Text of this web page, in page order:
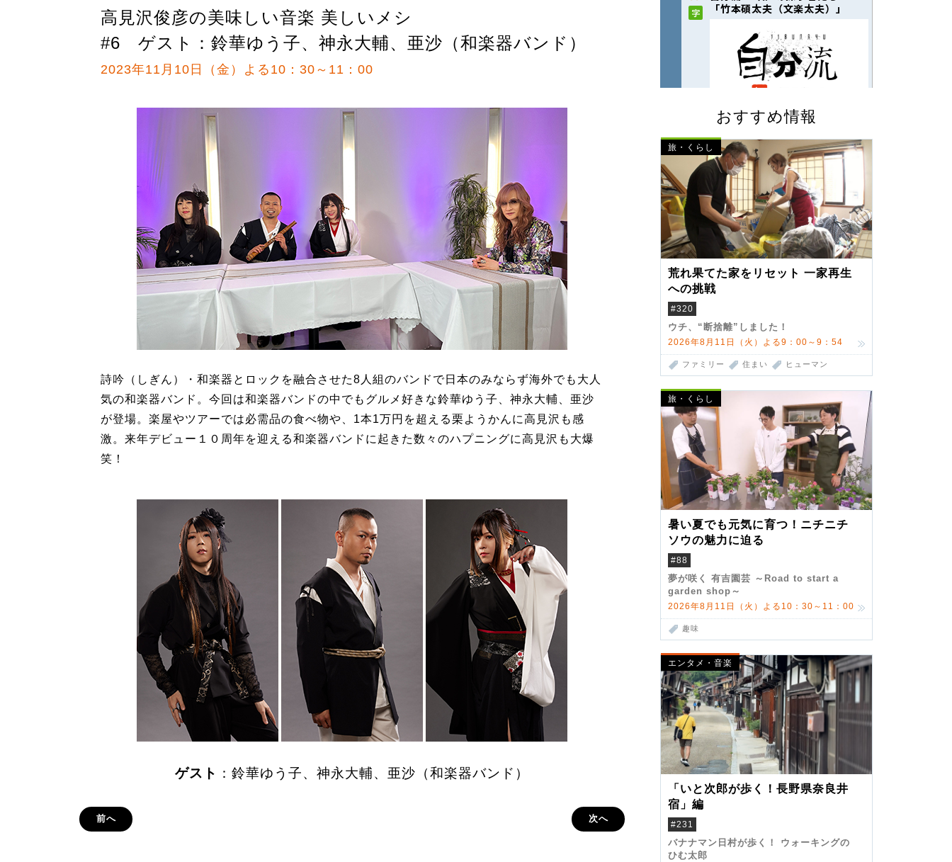
おすすめ情報
旅・くらし
荒れ果てた家をリセット 一家再生
への挑戦
#320
ウチ、“断捨離”しました！
2026年8月11日（火）よる9：00～9：54
ファミリー 住まい ヒューマン
旅・くらし
暑い夏でも元気に育つ！ニチニチ
ソウの魅力に迫る
#88
夢が咲く 有吉園芸 ～Road to start a
garden shop～
2026年8月11日（火）よる10：30～11：00
趣味
エンタメ・音楽
「いと次郎が歩く！長野県奈良井
宿」編
#231
バナナマン日村が歩く！ ウォーキングの
ひむ太郎
高見沢俊彦の美味しい音楽 美しいメシ
#6 ゲスト：鈴華ゆう子、神永大輔、亜沙（和楽器バンド）
2023年11月10日（金）よる10：30～11：00
詩吟（しぎん）・和楽器とロックを融合させた8人組のバンドで日本のみならず海外でも大人
気の和楽器バンド。今回は和楽器バンドの中でもグルメ好きな鈴華ゆう子、神永大輔、亜沙
が登場。楽屋やツアーでは必需品の食べ物や、1本1万円を超える栗ようかんに高見沢も感
激。来年デビュー１０周年を迎える和楽器バンドに起きた数々のハプニングに高見沢も大爆
笑！
ゲスト ：鈴華ゆう子、神永大輔、亜沙（和楽器バンド）
前へ 次へ